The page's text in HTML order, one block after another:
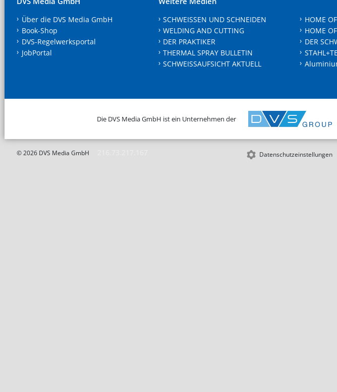
Über die DVS Media GmbH
Book-Shop
DVS-Regelwerksportal
JobPortal
SCHWEISSEN UND SCHNEIDEN
WELDING AND CUTTING
DER PRAKTIKER
THERMAL SPRAY BULLETIN
SCHWEISSAUFSICHT AKTUELL
HOME
HOME
DER
Die DVS Media GmbH ist ein Unternehmen der
© 2026 DVS Media GmbH Datenschutzeinstellungen